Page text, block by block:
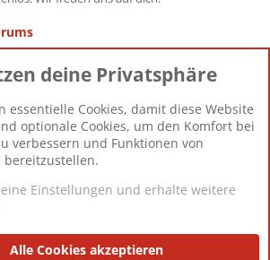
12.427
Berlin
Datenschutzerklärung Impressum
deine Privatsphäre
essentielle Cookies, damit diese Website
optionale Cookies, um den Komfort bei
verbessern und Funktionen von
Einstellungen und erhalte weitere
Alle Cookies akzeptieren